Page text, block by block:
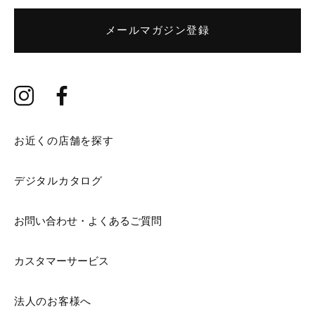
メールマガジン登録
お近くの店舗を探す
デジタルカタログ
お問い合わせ・よくあるご質問
カスタマーサービス
法人のお客様へ